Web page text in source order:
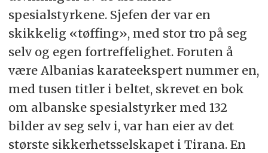
spesialstyrkene. Sjefen der var en
skikkelig «tøffing», med stor tro på seg
selv og egen fortreffelighet. Foruten å
være Albanias karateekspert nummer en,
med tusen titler i beltet, skrevet en bok
om albanske spesialstyrker med 132
bilder av seg selv i, var han eier av det
største sikkerhetsselskapet i Tirana. En